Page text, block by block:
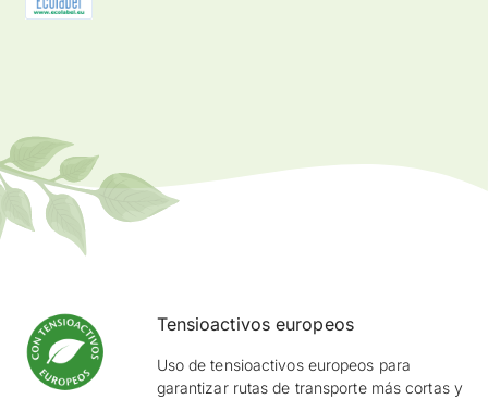
Tensioactivos europeos
Uso de tensioactivos europeos para
garantizar rutas de transporte más cortas y